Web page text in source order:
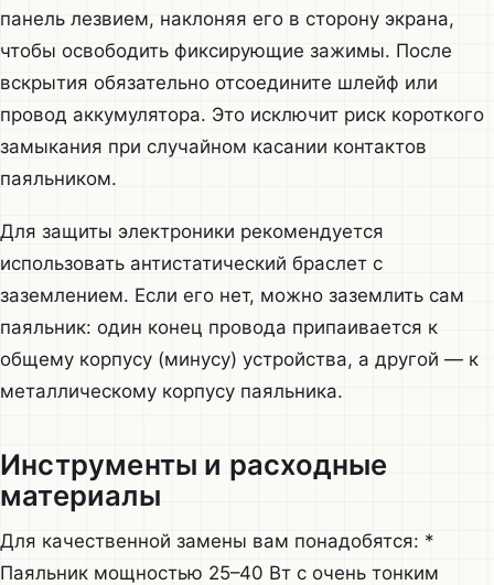
панель лезвием, наклоняя его в сторону экрана,
чтобы освободить фиксирующие зажимы. После
вскрытия обязательно отсоедините шлейф или
провод аккумулятора. Это исключит риск короткого
замыкания при случайном касании контактов
паяльником.
Для защиты электроники рекомендуется
использовать антистатический браслет с
заземлением. Если его нет, можно заземлить сам
паяльник: один конец провода припаивается к
общему корпусу (минусу) устройства, а другой — к
металлическому корпусу паяльника.
Инструменты и расходные
материалы
Для качественной замены вам понадобятся: *
Паяльник мощностью 25–40 Вт с очень тонким